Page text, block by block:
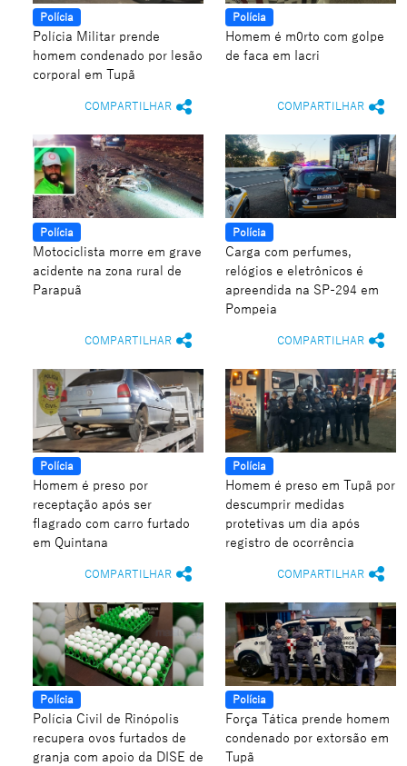
Polícia
Polícia Militar prende
homem condenado por lesão
corporal em Tupã
COMPARTILHAR
Polícia
Homem é m0rto com golpe
de faca em Iacri
COMPARTILHAR
Polícia
Motociclista morre em grave
acidente na zona rural de
Parapuã
COMPARTILHAR
Polícia
Carga com perfumes,
relógios e eletrônicos é
apreendida na SP-294 em
Pompeia
COMPARTILHAR
Polícia
Homem é preso por
receptação após ser
flagrado com carro furtado
em Quintana
COMPARTILHAR
Polícia
Homem é preso em Tupã por
descumprir medidas
protetivas um dia após
registro de ocorrência
COMPARTILHAR
Polícia
Polícia Civil de Rinópolis
recupera ovos furtados de
granja com apoio da DISE de
Polícia
Força Tática prende homem
condenado por extorsão em
Tupã